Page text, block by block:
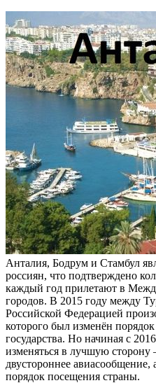
Анталия, Бодрум и Стамбул
россиян, что подтверждено
каждый год прилетают в
городов. В 2015 году между
Российской Федерацией
которого был изменён
государства. Но начиная с
изменяться в лучшую
двустороннее авиасообщение,
порядок посещения страны.